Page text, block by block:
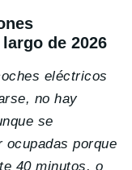
de 2026
eléctricos
no hay
se
porque
40 minutos, o